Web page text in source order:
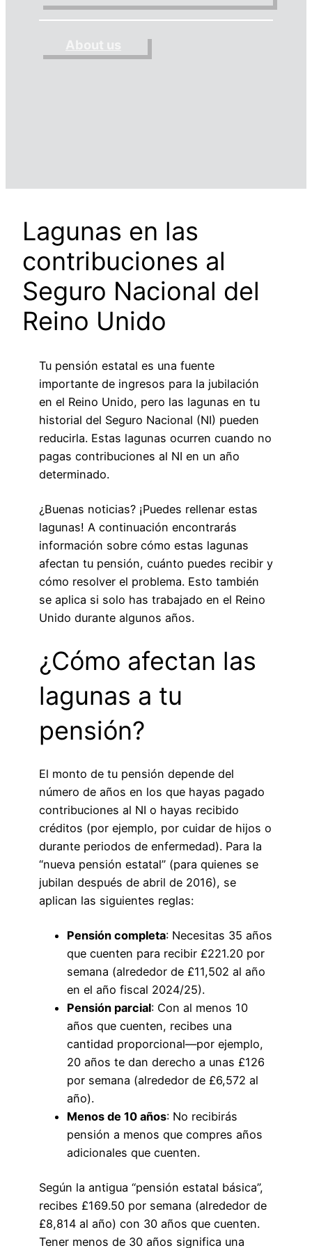
Lagunas en las
contribuciones al
Seguro Nacional del
Reino Unido
Tu pensión estatal es una fuente
importante de ingresos para la jubilación
en el Reino Unido, pero las lagunas en tu
historial del Seguro Nacional (NI) pueden
reducirla. Estas lagunas ocurren cuando no
pagas contribuciones al NI en un año
determinado.
¿Buenas noticias? ¡Puedes rellenar estas
lagunas! A continuación encontrarás
información sobre cómo estas lagunas
afectan tu pensión, cuánto puedes recibir y
cómo resolver el problema. Esto también
se aplica si solo has trabajado en el Reino
Unido durante algunos años.
¿Cómo afectan las
lagunas a tu
pensión?
El monto de tu pensión depende del
número de años en los que hayas pagado
contribuciones al NI o hayas recibido
créditos (por ejemplo, por cuidar de hijos o
durante periodos de enfermedad). Para la
“nueva pensión estatal” (para quienes se
jubilan después de abril de 2016), se
aplican las siguientes reglas:
Pensión completa: Necesitas 35 años
que cuenten para recibir £221.20 por
semana (alrededor de £11,502 al año
en el año fiscal 2024/25).
Pensión parcial: Con al menos 10
años que cuenten, recibes una
cantidad proporcional—por ejemplo,
20 años te dan derecho a unas £126
por semana (alrededor de £6,572 al
año).
Menos de 10 años: No recibirás
pensión a menos que compres años
adicionales que cuenten.
Según la antigua “pensión estatal básica”,
recibes £169.50 por semana (alrededor de
£8,814 al año) con 30 años que cuenten.
Tener menos de 30 años significa una